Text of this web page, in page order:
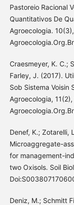
Pastoreio Racional
Quantitativos De
Agroecologia.
Craesmeyer, K. C.;
Farley, J. (2017).
Sob Sistema Voisin
Agroecologia,
Denef, K.; Zotarelli,
Microaggregate-
for management-
two Oxisols. Soil
Deniz, M.; Schmitt